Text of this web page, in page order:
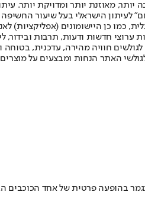
מאוזנת יותר ומדויקת יותר.
הראשונה פורסמה ב-30 ביולי 2007, וב-2010 הפך
חדשות ודעות, תרבות ובידור,
לגולשים חוויה מהירה, עדכנית,
האתר הנחות ומבצעים על
בהופעה פרטית של אחד הכוכבים